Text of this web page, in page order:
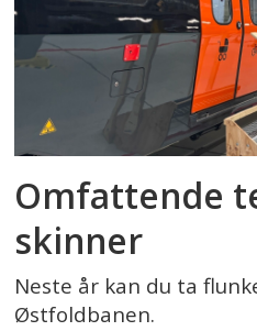
Omfattende
skinner
Neste år kan du ta
Østfoldbanen.